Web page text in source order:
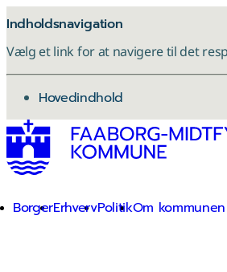
Indholdsnavigation
Vælg et link for at navigere til det
gå til
Hovedindhold
BorgerErhvervPolitikOm kommunen